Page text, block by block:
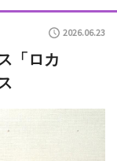
2026.06.23
「ロカ